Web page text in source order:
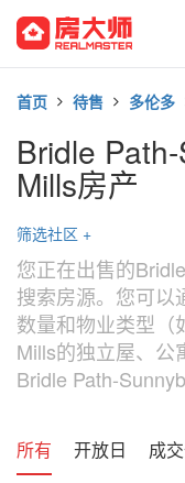
首页 待售 多伦多
Bridle
Mills房产
筛选社区 +
您正在出售的
搜索房源。您可以
数量和物业类型（
Mills的独立屋、公
Bridle Path-
所有 开放日 成